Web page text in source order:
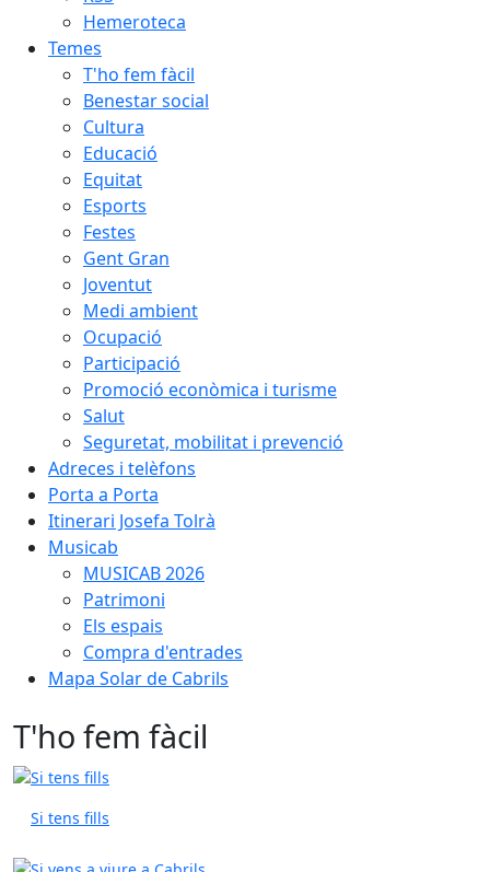
Hemeroteca
Temes
T'ho fem fàcil
Benestar social
Cultura
Educació
Equitat
Esports
Festes
Gent Gran
Joventut
Medi ambient
Ocupació
Participació
Promoció econòmica i turisme
Salut
Seguretat, mobilitat i prevenció
Adreces i telèfons
Porta a Porta
Itinerari Josefa Tolrà
Musicab
MUSICAB 2026
Patrimoni
Els espais
Compra d'entrades
Mapa Solar de Cabrils
T'ho fem fàcil
Si tens fills